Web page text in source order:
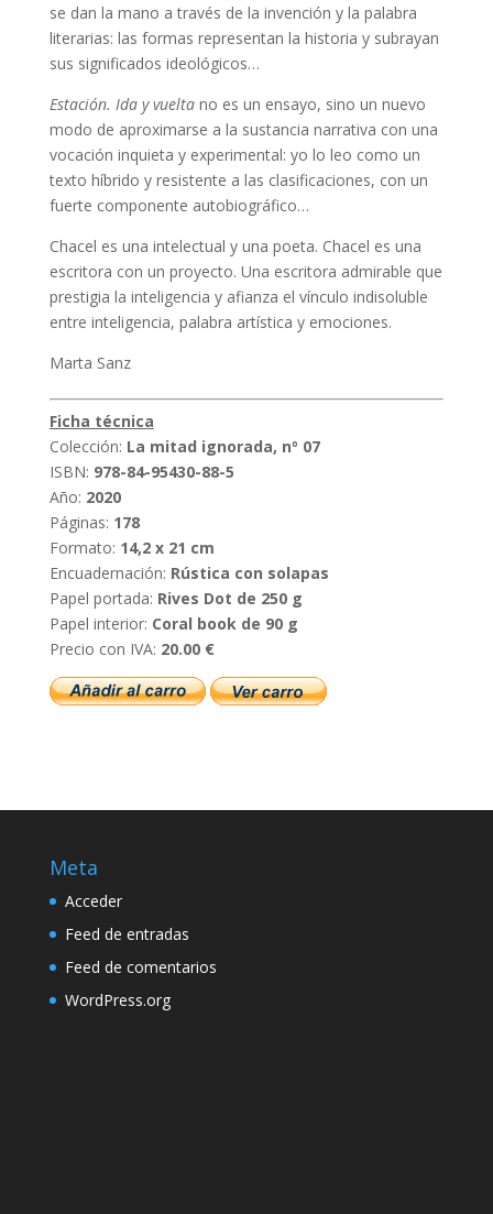
se dan la mano a través de la invención y la palabra
literarias: las formas representan la historia y subrayan
sus significados ideológicos…
Estación. Ida y vuelta no es un ensayo, sino un nuevo
modo de aproximarse a la sustancia narrativa con una
vocación inquieta y experimental: yo lo leo como un
texto híbrido y resistente a las clasificaciones, con un
fuerte componente autobiográfico…
Chacel es una intelectual y una poeta. Chacel es una
escritora con un proyecto. Una escritora admirable que
prestigia la inteligencia y afianza el vínculo indisoluble
entre inteligencia, palabra artística y emociones.
Marta Sanz
Ficha técnica
Colección: La mitad ignorada, nº 07
ISBN: 978-84-95430-88-5
Año: 2020
Páginas: 178
Formato: 14,2 x 21 cm
Encuadernación: Rústica con solapas
Papel portada: Rives Dot de 250 g
Papel interior: Coral book de 90 g
Precio con IVA: 20.00 €
Meta
Acceder
Feed de entradas
Feed de comentarios
WordPress.org